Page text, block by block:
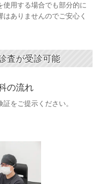
使用する場合でも部分的に
ありませんのでご安心く
査が受診可能
の流れ
をご提示ください。